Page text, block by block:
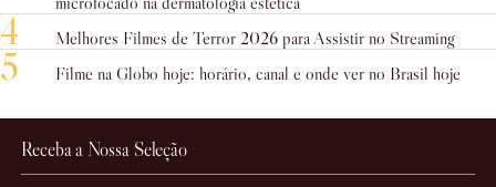
4 Melhores Filmes de Terror 2026 para Assistir no Streaming
5 Filme na Globo hoje: horário, canal e onde ver no Brasil hoje
Receba a Nossa Seleção